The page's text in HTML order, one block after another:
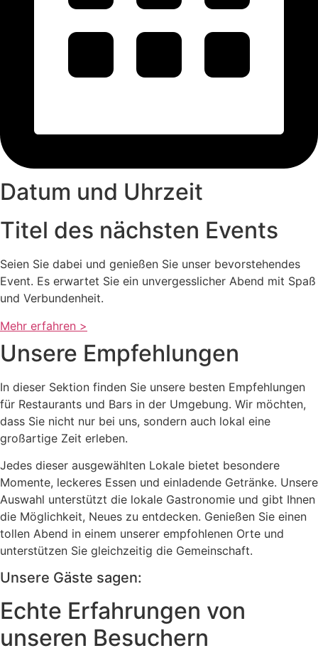
Datum und Uhrzeit
Titel des nächsten Events
Seien Sie dabei und genießen Sie unser bevorstehendes
Event. Es erwartet Sie ein unvergesslicher Abend mit Spaß
und Verbundenheit.
Mehr erfahren >
Unsere Empfehlungen
In dieser Sektion finden Sie unsere besten Empfehlungen
für Restaurants und Bars in der Umgebung. Wir möchten,
dass Sie nicht nur bei uns, sondern auch lokal eine
großartige Zeit erleben.
Jedes dieser ausgewählten Lokale bietet besondere
Momente, leckeres Essen und einladende Getränke. Unsere
Auswahl unterstützt die lokale Gastronomie und gibt Ihnen
die Möglichkeit, Neues zu entdecken. Genießen Sie einen
tollen Abend in einem unserer empfohlenen Orte und
unterstützen Sie gleichzeitig die Gemeinschaft.
Unsere Gäste sagen:
Echte Erfahrungen von
unseren Besuchern